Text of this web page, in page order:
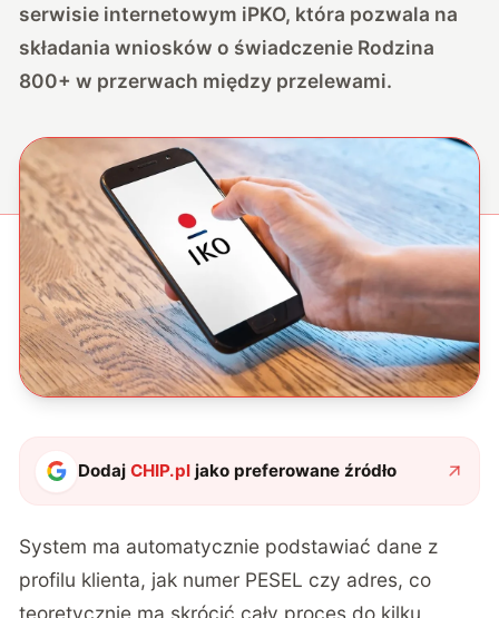
serwisie internetowym iPKO, która pozwala na
składania wniosków o świadczenie Rodzina
800+ w przerwach między przelewami.
DodajCHIP.pl jako preferowane źródło
System ma automatycznie podstawiać dane z
profilu klienta, jak numer PESEL czy adres, co
teoretycznie ma skrócić cały proces do kilku